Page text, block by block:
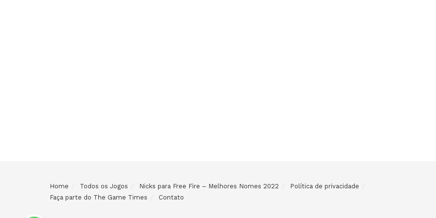
Home Todos os Jogos Nicks para Free Fire – Melhores Nomes 2022
Política de privacidade
Faça parte do The Game Times
Contato